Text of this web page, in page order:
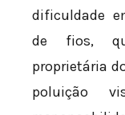
dificuldade
de fios,
proprietária
poluição